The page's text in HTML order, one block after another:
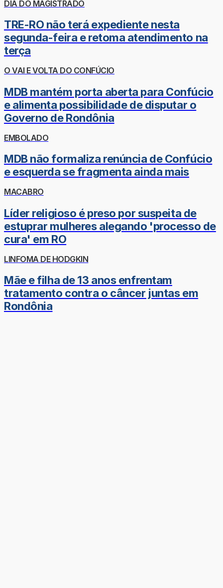
DIA DO MAGISTRADO
TRE-RO não terá expediente nesta
segunda-feira e retoma atendimento na
terça
O VAI E VOLTA DO CONFÚCIO
MDB mantém porta aberta para Confúcio
e alimenta possibilidade de disputar o
Governo de Rondônia
EMBOLADO
MDB não formaliza renúncia de Confúcio
e esquerda se fragmenta ainda mais
MACABRO
Líder religioso é preso por suspeita de
estuprar mulheres alegando 'processo de
cura' em RO
LINFOMA DE HODGKIN
Mãe e filha de 13 anos enfrentam
tratamento contra o câncer juntas em
Rondônia